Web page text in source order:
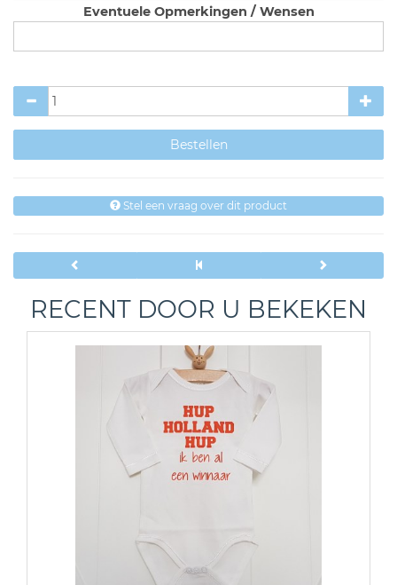
Eventuele Opmerkingen / Wensen
Stel een vraag over dit product
RECENT DOOR U BEKEKEN